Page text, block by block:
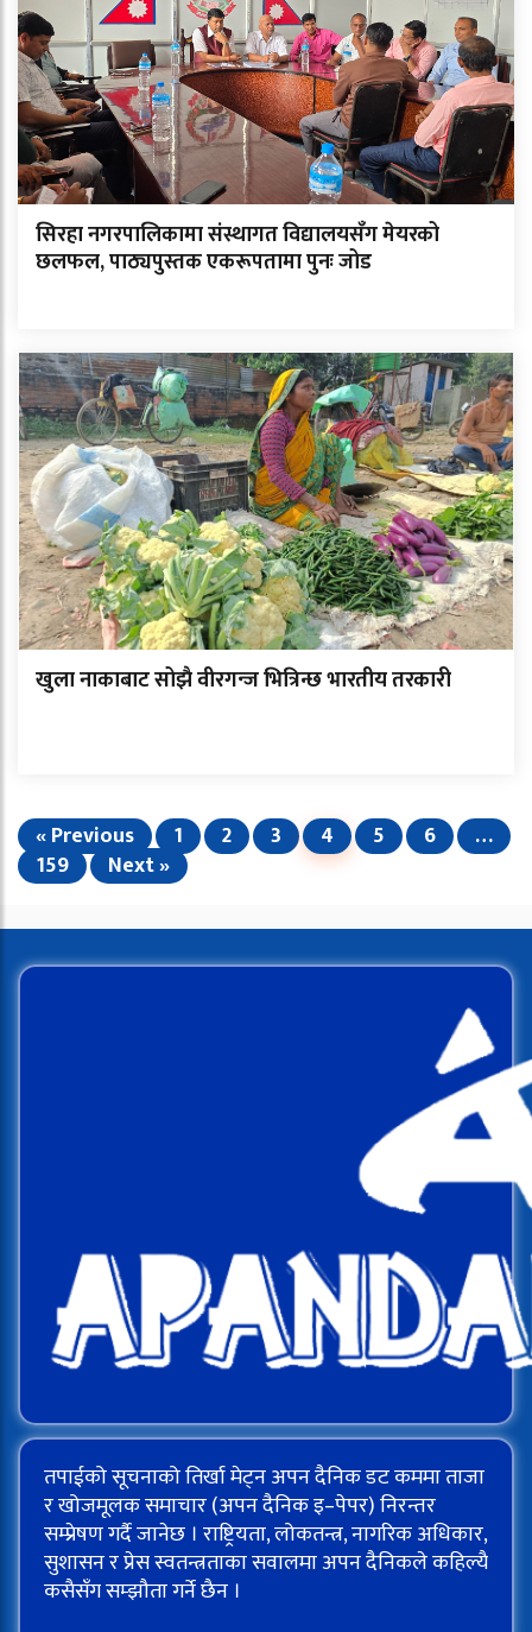
सिरहा नगरपालिकामा संस्थागत विद्यालयसँग मेयरको
छलफल, पाठ्यपुस्तक एकरूपतामा पुनः जोड
खुला नाकाबाट सोझै वीरगन्ज भित्रिन्छ भारतीय तरकारी
« Previous 1 2 3 4 5 6
…
159
Next »
तपाईको सूचनाको तिर्खा मेट्न अपन दैनिक डट कममा ताजा
र खोजमूलक समाचार (अपन दैनिक इ–पेपर) निरन्तर
सम्प्रेषण गर्दै जानेछ । राष्ट्रियता, लोकतन्त्र, नागरिक अधिकार,
सुशासन र प्रेस स्वतन्त्रताका सवालमा अपन दैनिकले कहिल्यै
कसैसँग सम्झौता गर्ने छैन ।